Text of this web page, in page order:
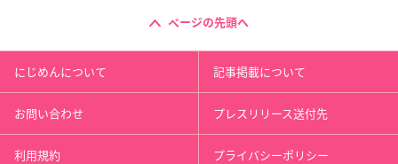
ページの先頭へ
にじめんについて 記事掲載について
お問い合わせ プレスリリース送付先
利用規約 プライバシーポリシー